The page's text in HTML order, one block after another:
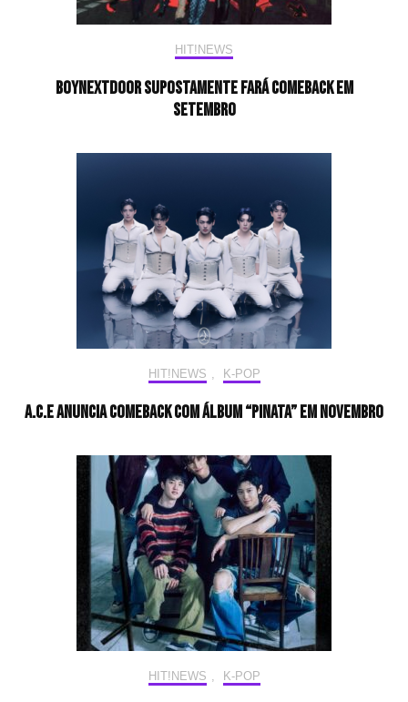
HIT!NEWS
BOYNEXTDOOR supostamente fará comeback em
setembro
HIT!NEWS K-POP
A.C.E anuncia comeback com álbum “PINATA” em novembro
HIT!NEWS K-POP